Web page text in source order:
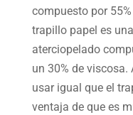
compuesto por
trapillo papel es
aterciopelado
un 30% de
usar igual que el
ventaja de que es